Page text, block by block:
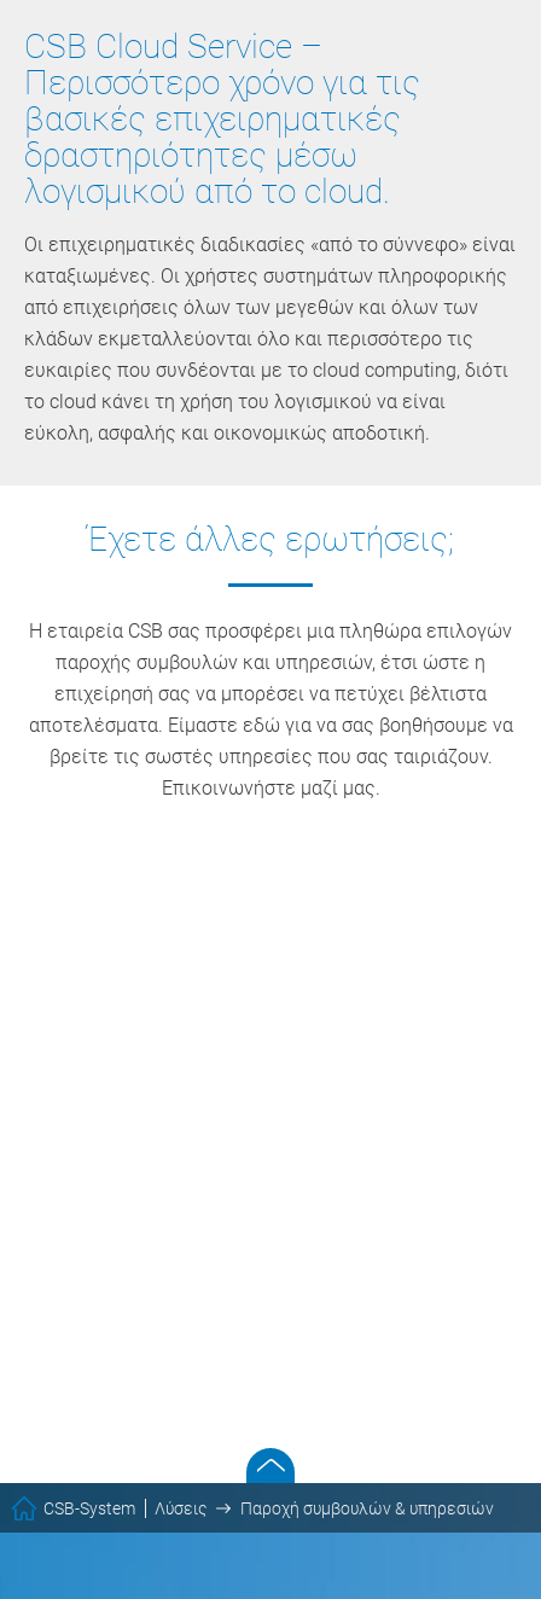
CSB Cloud Service –
Περισσότερο χρόνο για τις
βασικές επιχειρηματικές
δραστηριότητες μέσω
λογισμικού από το cloud.
Οι επιχειρηματικές διαδικασίες «από το σύννεφο» είναι
καταξιωμένες. Οι χρήστες συστημάτων πληροφορικής
από επιχειρήσεις όλων των μεγεθών και όλων των
κλάδων εκμεταλλεύονται όλο και περισσότερο τις
ευκαιρίες που συνδέονται με το cloud computing, διότι
το cloud κάνει τη χρήση του λογισμικού να είναι
εύκολη, ασφαλής και οικονομικώς αποδοτική.
Έχετε άλλες ερωτήσεις;
Η εταιρεία CSB σας προσφέρει μια πληθώρα επιλογών
παροχής συμβουλών και υπηρεσιών, έτσι ώστε η
επιχείρησή σας να μπορέσει να πετύχει βέλτιστα
αποτελέσματα. Είμαστε εδώ για να σας βοηθήσουμε να
βρείτε τις σωστές υπηρεσίες που σας ταιριάζουν.
Επικοινωνήστε μαζί μας.
CSB-System Λύσεις Παροχή συμβουλών & υπηρεσιών